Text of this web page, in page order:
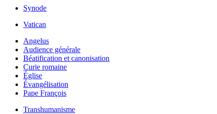
Synode
Vatican
Angelus
Audience générale
Béatification et canonisation
Curie romaine
Église
Évangélisation
Pape François
Transhumanisme